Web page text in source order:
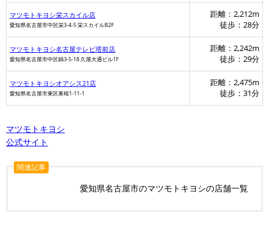
マツモトキヨシ栄スカイル店
愛知県名古屋市中区栄3-4-5 栄スカイルB2F
距離：2,212m
徒歩：28分
マツモトキヨシ名古屋テレビ塔前店
愛知県名古屋市中区錦3-5-18 久屋大通ビル1F
距離：2,242m
徒歩：29分
マツモトキヨシオアシス21店
愛知県名古屋市東区東桜1-11-1
距離：2,475m
徒歩：31分
マツモトキヨシ
公式サイト
関連記事
愛知県名古屋市のマツモトキヨシの店舗一覧